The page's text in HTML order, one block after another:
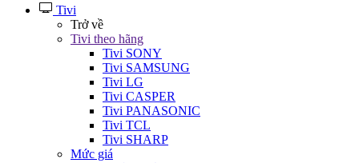
Tivi
Trở về
Tivi theo hãng
Tivi SONY
Tivi SAMSUNG
Tivi LG
Tivi CASPER
Tivi PANASONIC
Tivi TCL
Tivi SHARP
Mức giá